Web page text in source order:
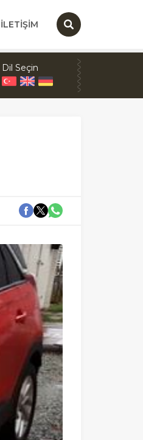
İLETIŞIM
Dil Seçin